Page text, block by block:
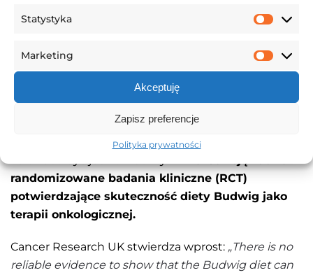
Statystyka
Marketing
Akceptuję
Zapisz preferencje
Polityka prywatności
ograniczeniu cukru wpisuje się w ogólnie zalecane
twierdzeń Budwig.
Czego badania nie
potwierdziły
randomizowane badania kliniczne (RCT)
potwierdzające skuteczność diety Budwig jako
terapii onkologicznej.
Cancer Research UK stwierdza wprost: „There is no
reliable evidence to show that the Budwig diet can